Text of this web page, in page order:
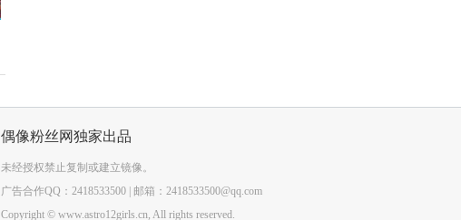
偶像粉丝网独家出品
未经授权禁止复制或建立镜像。
广告合作QQ：2418533500 | 邮箱：2418533500@qq.com
Copyright © www.astro12girls.cn, All rights reserved.